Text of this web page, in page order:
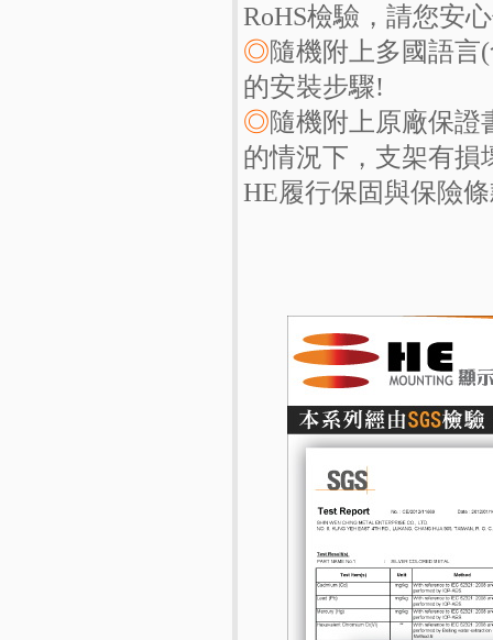
RoHS檢驗，請您安
◎隨機附上多國語言
的安裝步驟!
◎隨機附上原廠保證
的情況下，支架有損
HE履行保固與保險